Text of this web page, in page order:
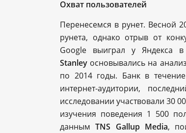
Охват пользователей
Перенесемся в рунет. Весной
рунета, однако отрыв от
Google выиграл у Яндекса
Stanley основывались на
по 2014 годы. Банк в
интернет-аудитории,
исследовании участвовали 30
изучения поведения 1 500
даннымTNS Gallup Media,